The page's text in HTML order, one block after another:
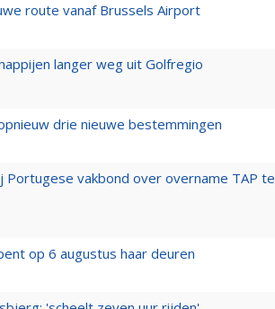
route vanaf Brussels Airport
langer weg uit Golfregio
drie nieuwe bestemmingen
vakbond over overname TAP te
op 6 augustus haar deuren